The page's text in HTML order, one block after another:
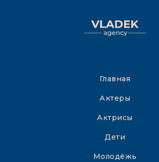
Главная
Актеры
Актрисы
Дети
Молодёжь